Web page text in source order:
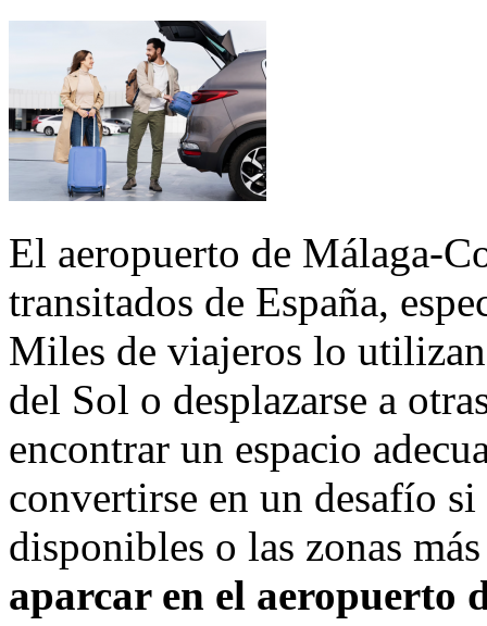
El aeropuerto de Málaga-
transitados de España,
Miles de viajeros lo
del Sol o desplazarse a
encontrar un espacio
convertirse en un desafío
disponibles o las zonas
aparcar en el aeropuerto